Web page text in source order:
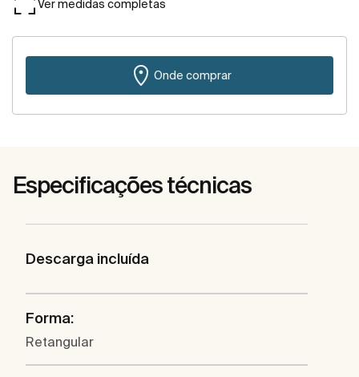
Ver medidas completas
Onde comprar
Especificações técnicas
Descarga incluída
Forma:
Retangular